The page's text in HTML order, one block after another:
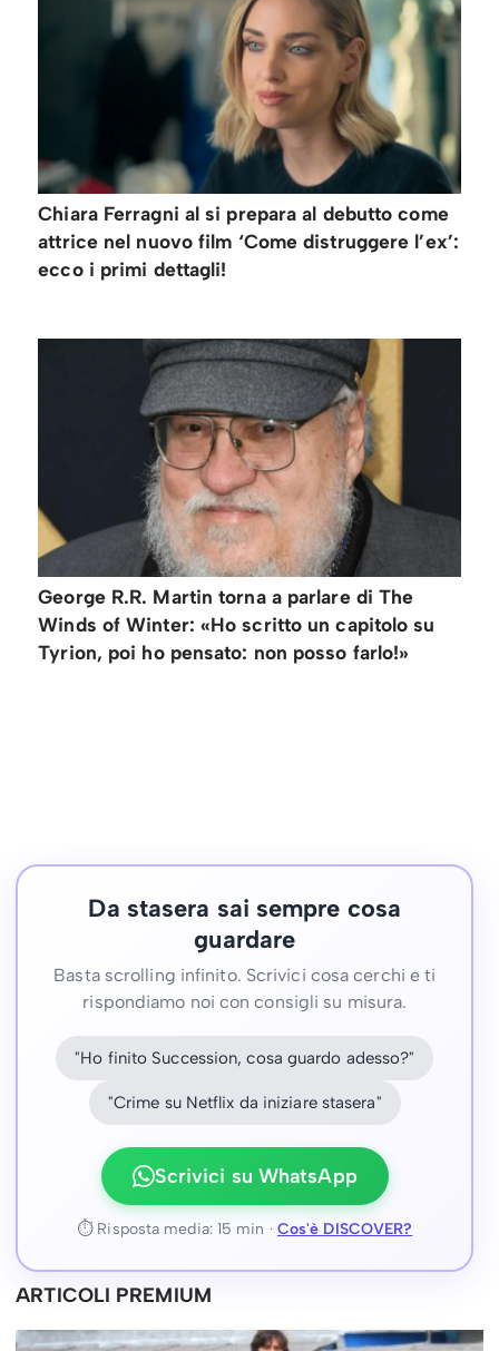
Chiara Ferragni al si prepara al debutto come
attrice nel nuovo film ‘Come distruggere l’ex’:
ecco i primi dettagli!
George R.R. Martin torna a parlare di The
Winds of Winter: «Ho scritto un capitolo su
Tyrion, poi ho pensato: non posso farlo!»
Da stasera sai sempre cosa
guardare
Basta scrolling infinito. Scrivici cosa cerchi e ti
rispondiamo noi con consigli su misura.
"Ho finito Succession, cosa guardo adesso?"
"Crime su Netflix da iniziare stasera"
Scrivici su WhatsApp
⏱ Risposta media: 15 min · Cos'è DISCOVER?
ARTICOLI PREMIUM